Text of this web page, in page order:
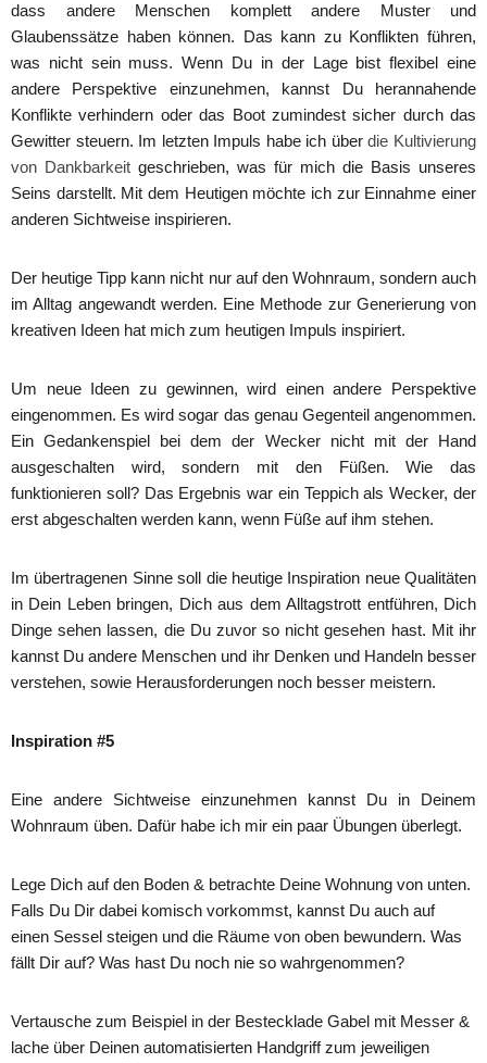
dass andere Menschen komplett andere Muster und
Glaubenssätze haben können. Das kann zu Konflikten führen,
was nicht sein muss. Wenn Du in der Lage bist flexibel eine
andere Perspektive einzunehmen, kannst Du herannahende
Konflikte verhindern oder das Boot zumindest sicher durch das
Gewitter steuern. Im letzten Impuls habe ich überdie Kultivierung
von Dankbarkeit geschrieben, was für mich die Basis unseres
Seins darstellt. Mit dem Heutigen möchte ich zur Einnahme einer
anderen Sichtweise inspirieren.
Der heutige Tipp kann nicht nur auf den Wohnraum, sondern auch
im Alltag angewandt werden. Eine Methode zur Generierung von
kreativen Ideen hat mich zum heutigen Impuls inspiriert.
Um neue Ideen zu gewinnen, wird einen andere Perspektive
eingenommen. Es wird sogar das genau Gegenteil angenommen.
Ein Gedankenspiel bei dem der Wecker nicht mit der Hand
ausgeschalten wird, sondern mit den Füßen. Wie das
funktionieren soll? Das Ergebnis war ein Teppich als Wecker, der
erst abgeschalten werden kann, wenn Füße auf ihm stehen.
Im übertragenen Sinne soll die heutige Inspiration neue Qualitäten
in Dein Leben bringen, Dich aus dem Alltagstrott entführen, Dich
Dinge sehen lassen, die Du zuvor so nicht gesehen hast. Mit ihr
kannst Du andere Menschen und ihr Denken und Handeln besser
verstehen, sowie Herausforderungen noch besser meistern.
Inspiration #5
Eine andere Sichtweise einzunehmen kannst Du in Deinem
Wohnraum üben. Dafür habe ich mir ein paar Übungen überlegt.
Lege Dich auf den Boden & betrachte Deine Wohnung von unten.
Falls Du Dir dabei komisch vorkommst, kannst Du auch auf
einen Sessel steigen und die Räume von oben bewundern. Was
fällt Dir auf? Was hast Du noch nie so wahrgenommen?
Vertausche zum Beispiel in der Bestecklade Gabel mit Messer &
lache über Deinen automatisierten Handgriff zum jeweiligen